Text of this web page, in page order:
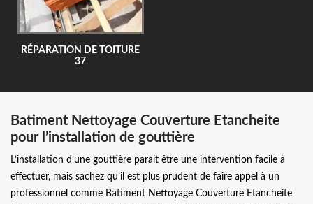
RÉPARATION DE TOITURE
37
Batiment Nettoyage Couverture Etancheite
pour l’installation de gouttière
L’installation d’une gouttière parait être une intervention facile à
effectuer, mais sachez qu’il est plus prudent de faire appel à un
professionnel comme Batiment Nettoyage Couverture Etancheite